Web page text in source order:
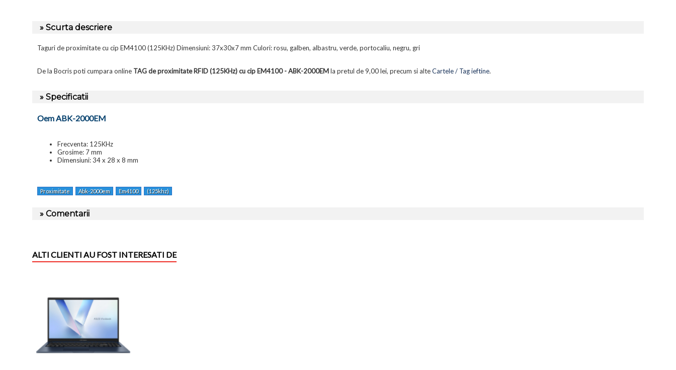
» Scurta descriere
Taguri de proximitate cu cip EM4100 (125KHz) Dimensiuni: 37x30x7 mm Culori: rosu, galben, albastru, verde, portocaliu, negru, gri
De la Bocris poti cumpara online TAG de proximitate RFID (125KHz) cu cip EM4100 - ABK-2000EMla pretul de 9,00 lei, precum si alteCartele / Tag ieftine.
» Specificatii
Oem ABK-2000EM
Frecventa: 125KHz
Grosime: 7 mm
Dimensiuni: 34 x 28 x 8 mm
Proximitate Abk-2000em Em4100 (125khz)
» Comentarii
ALTI CLIENTI AU FOST INTERESATI DE